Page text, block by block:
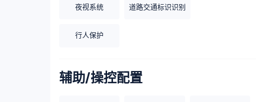
夜视系统 道路交通标识识别
行人保护
辅助/操控配置